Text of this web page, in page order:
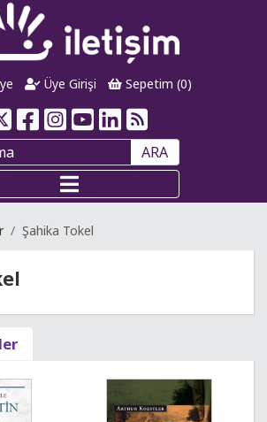
Üye Girişi Sepetim (0)
ARA
Şahika Tokel